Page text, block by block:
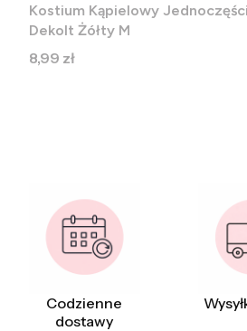
Kostium Kąpielowy
Dekolt Żółty M
Cena
8,99 zł
Codzienne
dostawy